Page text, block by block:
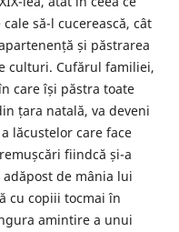
să-l cucerească, cât
și păstrarea
culturi. Cufărul familiei,
care își păstra toate
țara natală, va deveni
lăcustelor care face
fiindcă și-a
de mânia lui
cu copiii tocmai în
amintire a unui